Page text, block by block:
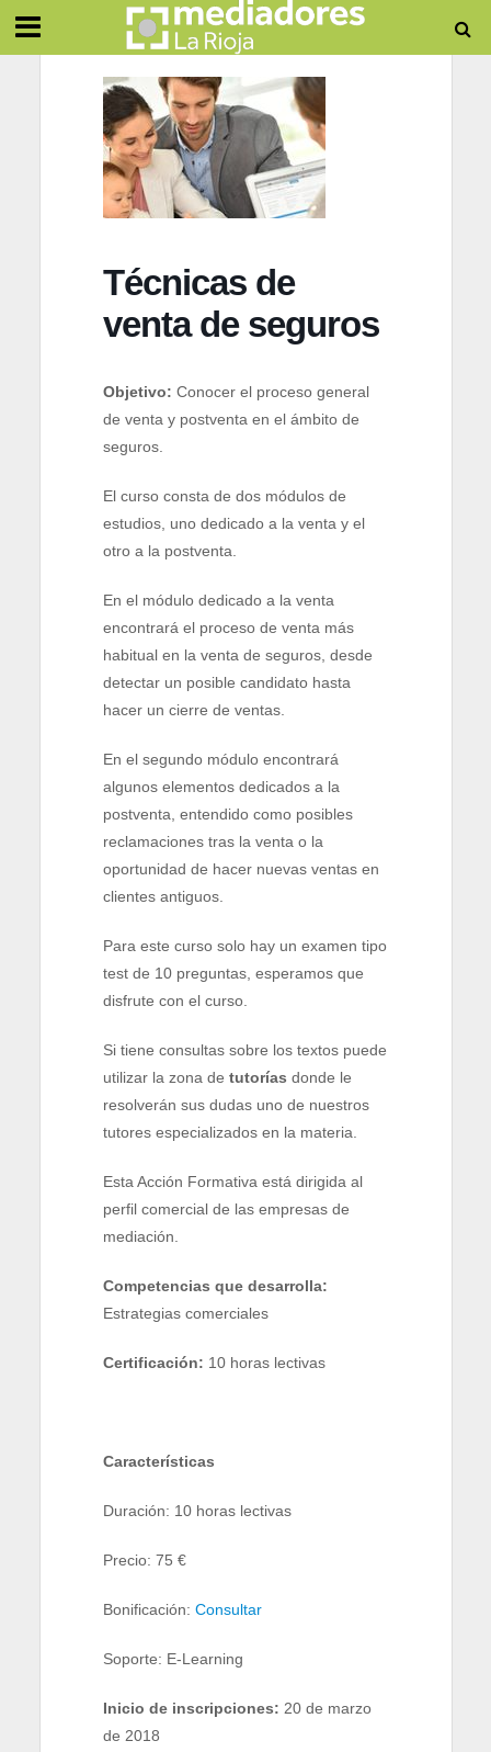
Técnicas de
venta de seguros
Objetivo: Conocer el proceso general
de venta y postventa en el ámbito de
seguros.
El curso consta de dos módulos de
estudios, uno dedicado a la venta y el
otro a la postventa.
En el módulo dedicado a la venta
encontrará el proceso de venta más
habitual en la venta de seguros, desde
detectar un posible candidato hasta
hacer un cierre de ventas.
En el segundo módulo encontrará
algunos elementos dedicados a la
postventa, entendido como posibles
reclamaciones tras la venta o la
oportunidad de hacer nuevas ventas en
clientes antiguos.
Para este curso solo hay un examen tipo
test de 10 preguntas, esperamos que
disfrute con el curso.
Si tiene consultas sobre los textos puede
utilizar la zona de tutorías donde le
resolverán sus dudas uno de nuestros
tutores especializados en la materia.
Esta Acción Formativa está dirigida al
perfil comercial de las empresas de
mediación.
Competencias que desarrolla:
Estrategias comerciales
Certificación: 10 horas lectivas
Características
Duración: 10 horas lectivas
Precio: 75 €
Bonificación: Consultar
Soporte: E-Learning
Inicio de inscripciones: 20 de marzo
de 2018